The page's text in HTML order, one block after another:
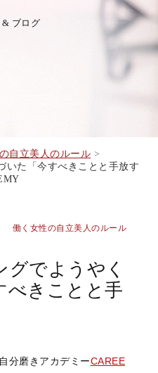
& ブログ
自立美人のルール
いた「今すべきことと手放す
働く女性の自立美人のルール
でようやく
べきことと手
分磨きアカデミーCAREE